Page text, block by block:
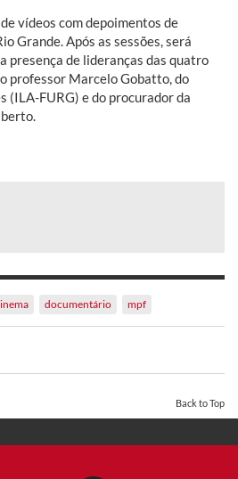
vídeos com depoimentos de
Grande. Após as sessões, será
presença de lideranças das quatro
professor Marcelo Gobatto, do
FURG) e do procurador da
documentário mpf
Back to Top